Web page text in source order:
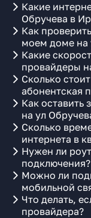
Какие
Обручева в
Как
моем доме на
Какие
провайдеры
Сколько
абонентская
Как оставить
на ул
Сколько
интернета в
Нужен ли
подключения?
Можно ли
мобильной
Что делать,
провайдера?